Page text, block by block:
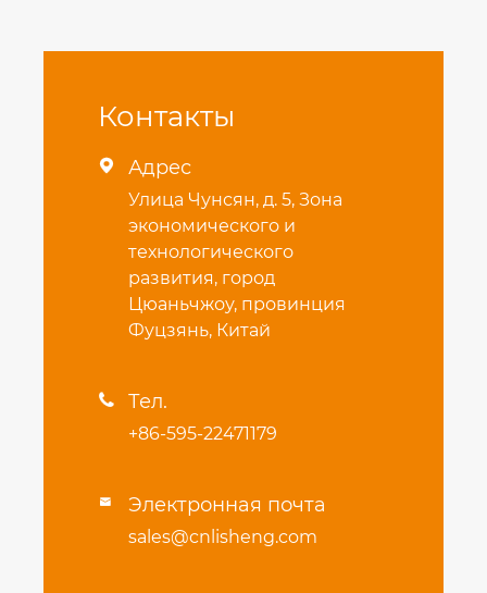
Контакты
 Адрес
Улица Чунсян, д. 5, Зона
экономического и
технологического
развития, город
Цюаньчжоу, провинция
Фуцзянь, Китай
 Тел.
+86-595-22471179
 Электронная почта
sales@cnlisheng.com